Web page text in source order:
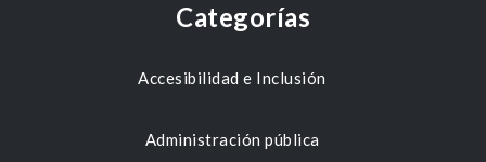
Categorías
Accesibilidad e Inclusión
Administración pública